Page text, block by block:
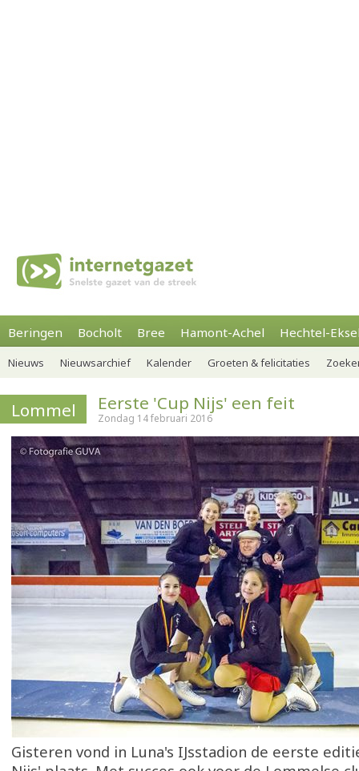
Beringen Bocholt Bree Hamont-Achel Hechtel-
Nieuws Nieuwsarchief Kalender Groeten & felicitaties
Lommel Eerste 'Cup Nijs' een feit
Zondag 14 februari 2016
Gisteren vond in Luna's IJsstadion de eerste